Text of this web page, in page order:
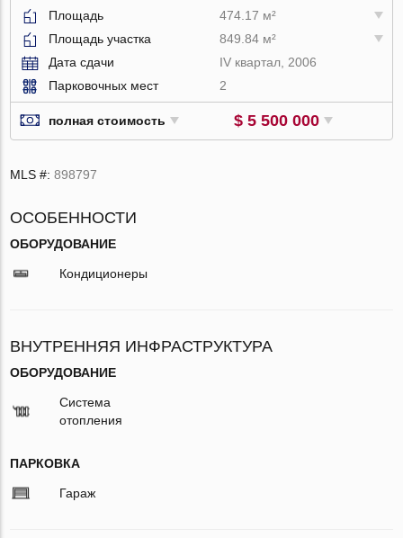
Площадь
474.17 м²
Площадь участка
849.84 м²
Дата сдачи
IV квартал, 2006
Парковочных мест
2
полная стоимость $ 5 500 000
MLS #:898797
ОСОБЕННОСТИ
ОБОРУДОВАНИЕ
Кондиционеры
ВНУТРЕННЯЯ ИНФРАСТРУКТУРА
ОБОРУДОВАНИЕ
Система
отопления
ПАРКОВКА
Гараж